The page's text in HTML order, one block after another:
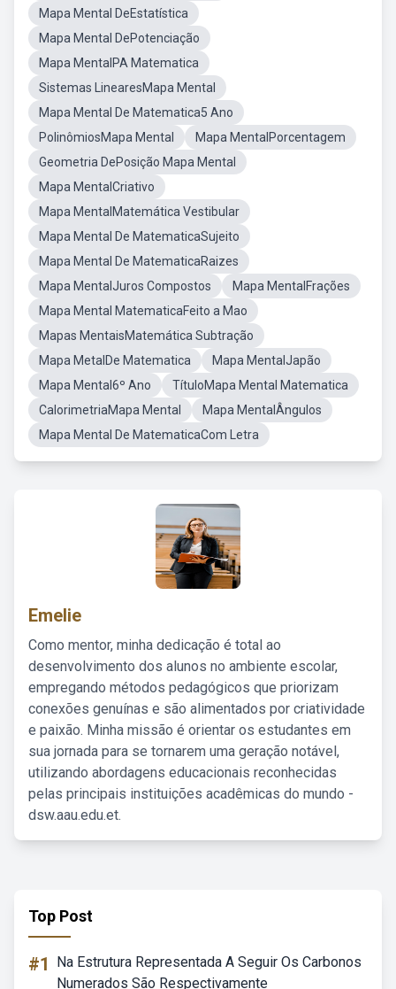
Mapa Mental DeEstatística
Mapa Mental DePotenciação
Mapa MentalPA Matematica
Sistemas LinearesMapa Mental
Mapa Mental De Matematica5 Ano
PolinômiosMapa Mental
Mapa MentalPorcentagem
Geometria DePosição Mapa Mental
Mapa MentalCriativo
Mapa MentalMatemática Vestibular
Mapa Mental De MatematicaSujeito
Mapa Mental De MatematicaRaizes
Mapa MentalJuros Compostos
Mapa MentalFrações
Mapa Mental MatematicaFeito a Mao
Mapas MentaisMatemática Subtração
Mapa MetalDe Matematica
Mapa MentalJapão
Mapa Mental6º Ano
TítuloMapa Mental Matematica
CalorimetriaMapa Mental
Mapa MentalÂngulos
Mapa Mental De MatematicaCom Letra
Emelie
Como mentor, minha dedicação é total ao
desenvolvimento dos alunos no ambiente escolar,
empregando métodos pedagógicos que priorizam
conexões genuínas e são alimentados por criatividade
e paixão. Minha missão é orientar os estudantes em
sua jornada para se tornarem uma geração notável,
utilizando abordagens educacionais reconhecidas
pelas principais instituições acadêmicas do mundo -
dsw.aau.edu.et.
Top Post
#1
Na Estrutura Representada A Seguir Os Carbonos
Numerados São Respectivamente